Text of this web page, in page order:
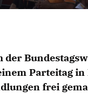
der
Parteitag in
frei